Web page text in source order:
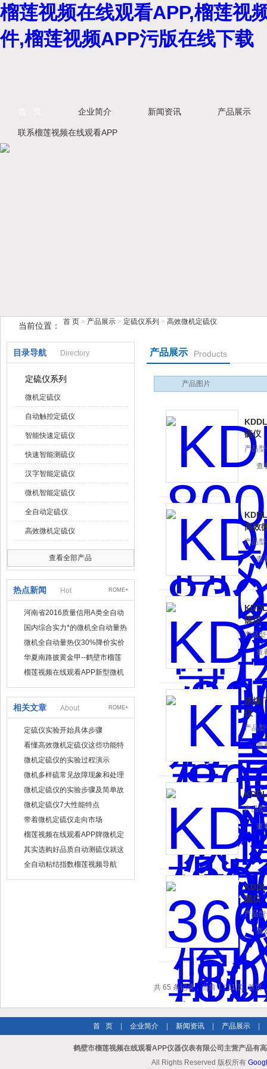
榴莲视频在线观看APP,榴莲视
件,榴莲视频APP污版在线下载
鹤壁市榴莲视频在线观看APP仪器仪表有限公司
企业简介 新闻资讯 产品展示
联系榴莲视频在线观看APP
当前位置： 首 页 > 产品展示 > 定硫仪系列 > 高效微机定硫仪
目录导航 Directory
定硫仪系列
微机定硫仪
自动触控定硫仪
智能快速定硫仪
快速智能测硫仪
汉字智能定硫仪
微机智能定硫仪
全自动定硫仪
高效微机定硫仪
查看全部产品
热点新闻 Hot ROME+
河南省2016质量信用A类全自动
量热仪
国内综合实力*的微机全自动量热
仪制造企业
微机全自动量热仪30%降价实价
出售
华夏南路披黄金甲--鹤壁市榴莲
视频在线观看APP仪器仪表有限
榴莲视频在线观看APP新型微机
相关文章 About ROME+
定硫仪实验开始具体步骤
看懂高效微机定硫仪这些功能特
点再也不担心使用了
微机定硫仪的实验过程演示
微机多样硫常见故障现象和处理
方法
微机定硫仪的实验步骤及简单故
障排除
微机定硫仪7大性能特点
带着微机定硫仪走向市场
榴莲视频在线观看APP牌微机定
硫仪工作原理介绍
其实选购好品质自动测硫仪就这
么简单
全自动粘结指数榴莲视频导航
产品展示 Products
产品图片
硫仪
产品型
查
高效
产品型号
查
硫仪
产品型
查
洗煤
仪
产品型
查
产品型号
查
硫仪
产品型号
查
共 65 条记录，当前 1 / 11 页 首
首 页 企业简介 新闻资讯 产品展示
鹤壁市榴莲视频在线观看APP仪器仪表有限公司主营产品有
All Rights Reserved 版权所有